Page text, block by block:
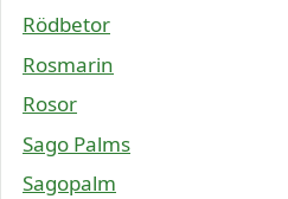
Rödbetor
Rosmarin
Rosor
Sago Palms
Sagopalm